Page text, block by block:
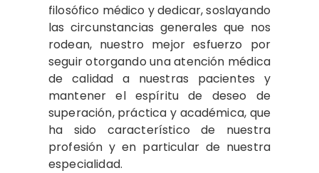
filosófico médico y dedicar, soslayando
las circunstancias generales que nos
rodean, nuestro mejor esfuerzo por
seguir otorgando una atención médica
de calidad a nuestras pacientes y
mantener el espíritu de deseo de
superación, práctica y académica, que
ha sido característico de nuestra
profesión y en particular de nuestra
especialidad.